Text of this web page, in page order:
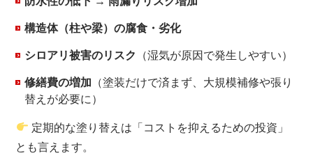
構造体（柱や梁）の腐食・劣化
シロアリ被害のリスク （湿気が原因で発生しやすい）
修繕費の増加 （塗装だけで済まず、大規模補修や張り
替えが必要に）
定期的な塗り替えは「コストを抑えるための投資」
とも言えます。